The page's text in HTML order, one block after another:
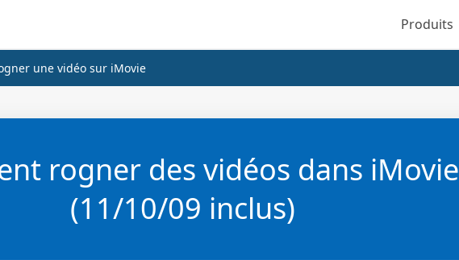
Produits
une vidéo sur iMovie
rogner des vidéos dans iMovie
(11/10/09 inclus)